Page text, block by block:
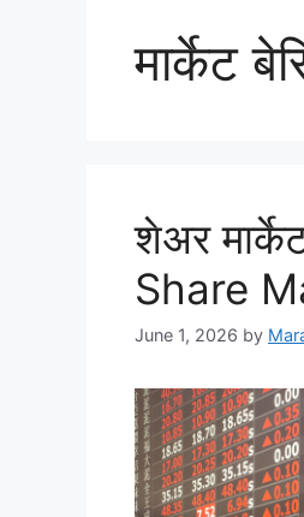
मार्केट
शेअर
Share
June 1, 2026 by